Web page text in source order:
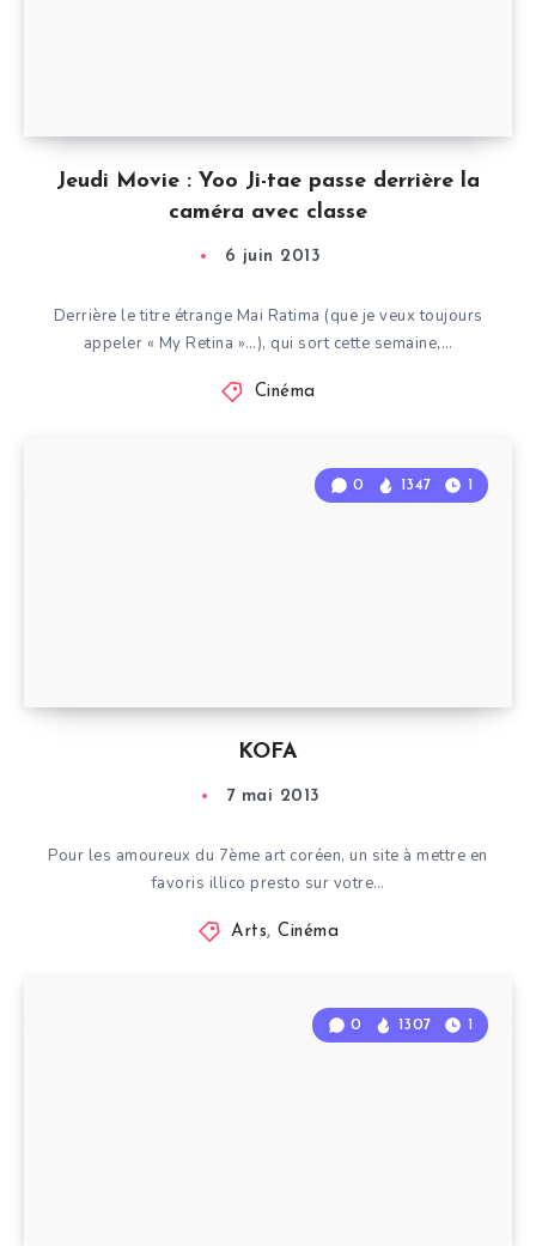
Jeudi Movie : Yoo Ji-tae passe derrière la
caméra avec classe
6 juin 2013
Derrière le titre étrange Mai Ratima (que je veux toujours
appeler « My Retina »…), qui sort cette semaine,…
Cinéma
KOFA
0 1347 1
7 mai 2013
Pour les amoureux du 7ème art coréen, un site à mettre en
favoris illico presto sur votre…
Arts,Cinéma
0 1307 1